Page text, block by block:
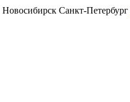
Новосибирск Санкт-Петербург